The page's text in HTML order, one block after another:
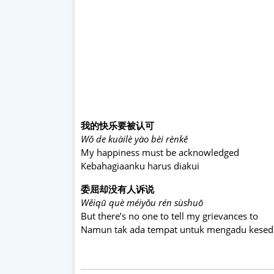
我的快乐要被认可
Wǒ de kuàilè yào bèi rènkě
My happiness must be acknowledged
Kebahagiaanku harus diakui
委屈却没有人诉说
Wěiqū què méiyǒu rén sùshuō
But there’s no one to tell my grievances to
Namun tak ada tempat untuk mengadu